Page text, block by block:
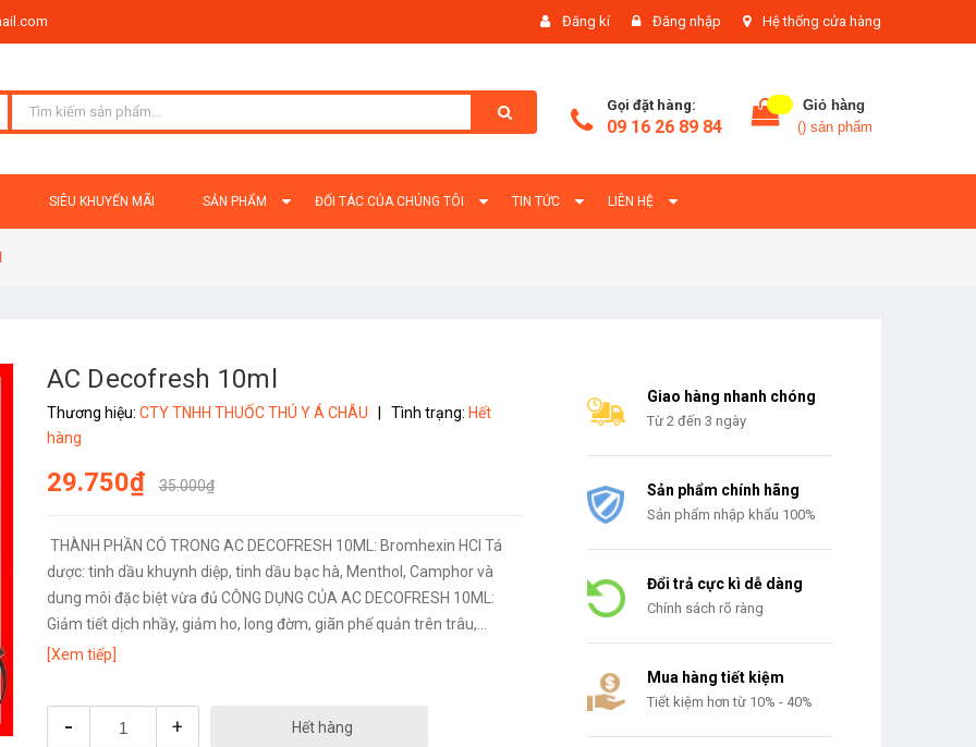
Đăng kí Đăng nhập Hệ thống cửa hàng
Gọi đặt hàng:
09 16 26 89 84
Giỏ hàng
() sản phẩm
SIÊU KHUYẾN MÃI SẢN PHẨM ĐỐI TÁC CỦA CHÚNG TÔI TIN TỨC LIÊN HỆ
AC Decofresh 10ml
Thương hiệu: CTY TNHH THUỐC THÚ Y Á CHÂU Tình trạng: Hết
hàng
29.750₫ 35.000₫
THÀNH PHẦN CÓ TRONG AC DECOFRESH 10ML: Bromhexin HCl Tá
dược: tinh dầu khuynh diệp, tinh dầu bạc hà, Menthol, Camphor và
dung môi đặc biệt vừa đủ CÔNG DỤNG CỦA AC DECOFRESH 10ML:
Giảm tiết dịch nhầy, giảm ho, long đờm, giãn phế quản trên trâu,...
[Xem tiếp]
- + Hết hàng
Giao hàng nhanh chóng
Từ 2 đến 3 ngày
Sản phẩm chính hãng
Sản phẩm nhập khẩu 100%
Đổi trả cực kì dễ dàng
Chính sách rõ ràng
Mua hàng tiết kiệm
Tiết kiệm hơn từ 10% - 40%